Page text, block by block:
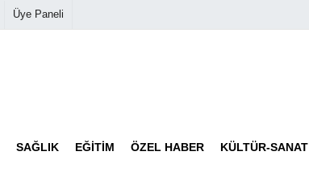
Üye Paneli
SAĞLIK EĞITIM ÖZEL HABER KÜLTÜR-SANAT
Video Galeri